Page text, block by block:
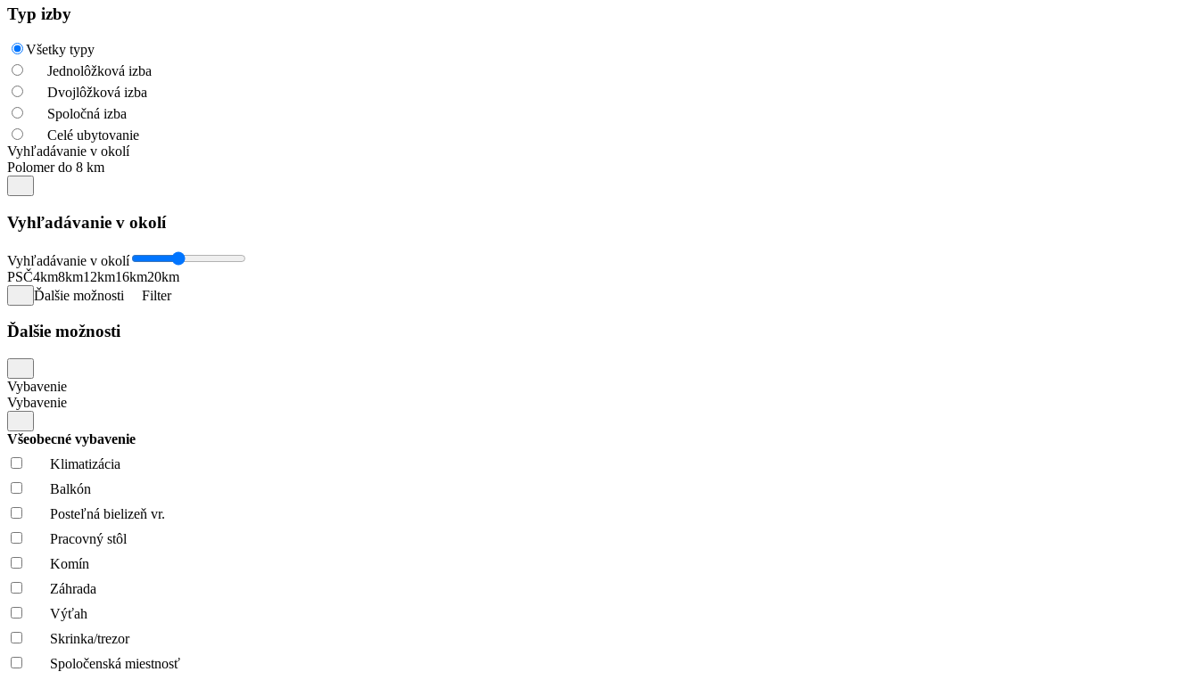
Typ izby
Všetky typy
Jednolôžková izba
Dvojlôžková izba
Spoločná izba
Celé ubytovanie
Vyhľadávanie v okolí
Polomer do 8 km
Vyhľadávanie v okolí
Vyhľadávanie v okolí
PSČ4km8km12km16km20km
Ďalšie možnosti
Filter
Ďalšie možnosti
Vybavenie
Vybavenie
Všeobecné vybavenie
Klimatizácia
Balkón
Posteľná bielizeň vr.
Pracovný stôl
Komín
Záhrada
Výťah
Skrinka/trezor
Spoločenská miestnosť